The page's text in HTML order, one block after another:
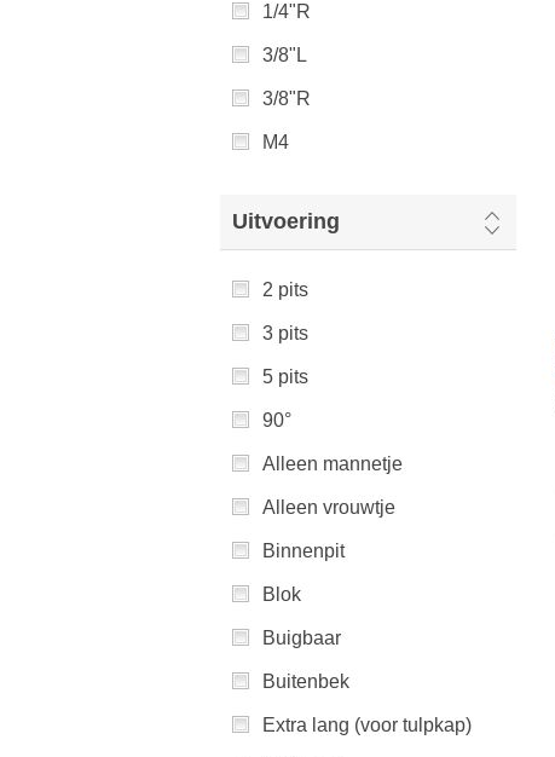
1/4"R
3/8"L
3/8"R
M4
Uitvoering
2 pits
3 pits
5 pits
90°
Alleen mannetje
Alleen vrouwtje
Binnenpit
Blok
Buigbaar
Buitenbek
Extra lang (voor tulpkap)